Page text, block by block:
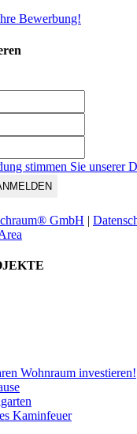
Bewerbung!
stimmen Sie unserer
GmbH |
Wohnraum investieren!
Kaminfeuer